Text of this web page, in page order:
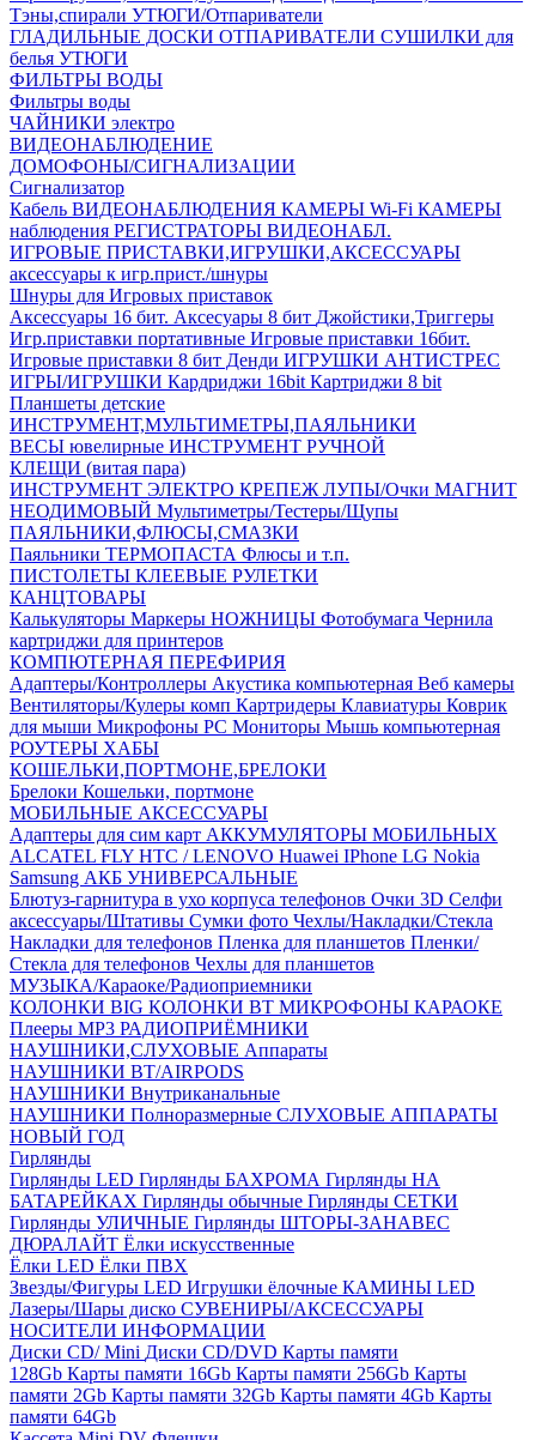
Тэны,спирали УТЮГИ/Отпариватели
ГЛАДИЛЬНЫЕ ДОСКИ ОТПАРИВАТЕЛИ СУШИЛКИ для
белья УТЮГИ
ФИЛЬТРЫ ВОДЫ
Фильтры воды
ЧАЙНИКИ электро
ВИДЕОНАБЛЮДЕНИЕ
ДОМОФОНЫ/СИГНАЛИЗАЦИИ
Сигнализатор
Кабель ВИДЕОНАБЛЮДЕНИЯ КАМЕРЫ Wi-Fi КАМЕРЫ
наблюдения РЕГИСТРАТОРЫ ВИДЕОНАБЛ.
ИГРОВЫЕ ПРИСТАВКИ,ИГРУШКИ,АКСЕССУАРЫ
аксесcуары к игр.прист./шнуры
Шнуры для Игровых приставок
Аксессуары 16 бит. Аксесуары 8 бит Джойстики,Триггеры
Игр.приставки портативные Игровые приставки 16бит.
Игровые приставки 8 бит Денди ИГРУШКИ АНТИСТРЕС
ИГРЫ/ИГРУШКИ Кардриджи 16bit Картриджи 8 bit
Планшеты детские
ИНСТРУМЕНТ,МУЛЬТИМЕТРЫ,ПАЯЛЬНИКИ
ВЕСЫ ювелирные ИНСТРУМЕНТ РУЧНОЙ
КЛЕЩИ (витая пара)
ИНСТРУМЕНТ ЭЛЕКТРО КРЕПЕЖ ЛУПЫ/Очки МАГНИТ
НЕОДИМОВЫЙ Мультиметры/Тестеры/Щупы
ПАЯЛЬНИКИ,ФЛЮСЫ,СМАЗКИ
Паяльники ТЕРМОПАСТА Флюсы и т.п.
ПИСТОЛЕТЫ КЛЕЕВЫЕ РУЛЕТКИ
КАНЦТОВАРЫ
Калькуляторы Маркеры НОЖНИЦЫ Фотобумага Чернила
картриджи для принтеров
КОМПЮТЕРНАЯ ПЕРЕФИРИЯ
Адаптеры/Контроллеры Акустика компьютерная Веб камеры
Вентиляторы/Кулеры комп Картридеры Клавиатуры Коврик
для мыши Микрофоны PC Мониторы Мышь компьютерная
РОУТЕРЫ ХАБЫ
КОШЕЛЬКИ,ПОРТМОНЕ,БРЕЛОКИ
Брелоки Кошельки, портмоне
МОБИЛЬНЫЕ АКСЕССУАРЫ
Адаптеры для сим карт АККУМУЛЯТОРЫ МОБИЛЬНЫХ
ALCATEL FLY HTC / LENOVO Huawei IPhone LG Nokia
Samsung АКБ УНИВЕРСАЛЬНЫЕ
Блютуз-гарнитура в ухо корпуса телефонов Очки 3D Селфи
аксессуары/Штативы Сумки фото Чехлы/Накладки/Стекла
Накладки для телефонов Пленка для планшетов Пленки/
Стекла для телефонов Чехлы для планшетов
МУЗЫКА/Караоке/Радиоприемники
КОЛОНКИ BIG КОЛОНКИ BT МИКРОФОНЫ КАРАОКЕ
Плееры MP3 РАДИОПРИЁМНИКИ
НАУШНИКИ,СЛУХОВЫЕ Аппараты
НАУШНИКИ BT/AIRPODS
НАУШНИКИ Внутриканальные
НАУШНИКИ Полноразмерные СЛУХОВЫЕ АППАРАТЫ
НОВЫЙ ГОД
Гирлянды
Гирлянды LED Гирлянды БАХРОМА Гирлянды НА
БАТАРЕЙКАХ Гирлянды обычные Гирлянды СЕТКИ
Гирлянды УЛИЧНЫЕ Гирлянды ШТОРЫ-ЗАНАВЕС
ДЮРАЛАЙТ Ёлки искусственные
Ёлки LED Ёлки ПВХ
Звезды/Фигуры LED Игрушки ёлочные КАМИНЫ LED
Лазеры/Шары диско СУВЕНИРЫ/АКСЕССУАРЫ
НОСИТЕЛИ ИНФОРМАЦИИ
Диски CD/ Mini Диски CD/DVD Карты памяти
128Gb Карты памяти 16Gb Карты памяти 256Gb Карты
памяти 2Gb Карты памяти 32Gb Карты памяти 4Gb Карты
памяти 64Gb